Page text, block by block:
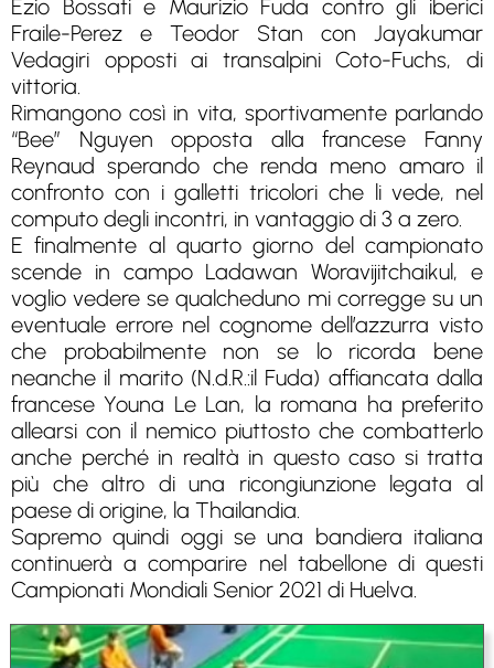
Ezio Bossati e Maurizio Fuda contro gli iberici
Fraile-Perez e Teodor Stan con Jayakumar
Vedagiri opposti ai transalpini Coto-Fuchs, di
vittoria.
Rimangono così in vita, sportivamente parlando
“Bee” Nguyen opposta alla francese Fanny
Reynaud sperando che renda meno amaro il
confronto con i galletti tricolori che li vede, nel
computo degli incontri, in vantaggio di 3 a zero.
E finalmente al quarto giorno del campionato
scende in campo Ladawan Woravijitchaikul, e
voglio vedere se qualcheduno mi corregge su un
eventuale errore nel cognome dell’azzurra visto
che probabilmente non se lo ricorda bene
neanche il marito (N.d.R.:il Fuda) affiancata dalla
francese Youna Le Lan, la romana ha preferito
allearsi con il nemico piuttosto che combatterlo
anche perché in realtà in questo caso si tratta
più che altro di una ricongiunzione legata al
paese di origine, la Thailandia.
Sapremo quindi oggi se una bandiera italiana
continuerà a comparire nel tabellone di questi
Campionati Mondiali Senior 2021 di Huelva.